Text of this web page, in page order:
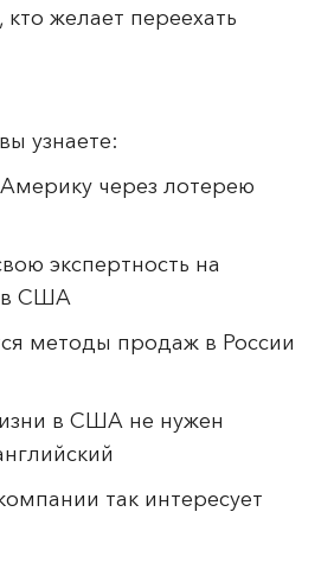
кто желает переехать
узнаете:
Америку через лотерею
экспертность на
в США
методы продаж в России
в США не нужен
так интересует